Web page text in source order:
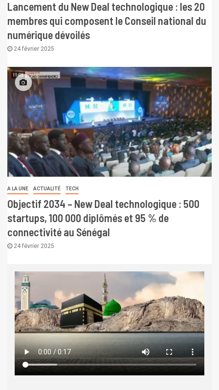
Lancement du New Deal technologique : les 20
membres qui composent le Conseil national du
numérique dévoilés
24 février 2025
A LA UNE ACTUALITÉ TECH
Objectif 2034 – New Deal technologique : 500
startups, 100 000 diplômés et 95 % de
connectivité au Sénégal
24 février 2025